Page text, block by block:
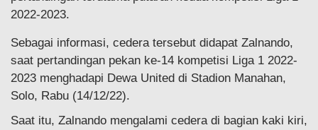
2022-2023.
Sebagai informasi, cedera tersebut didapat Zalnando,
saat pertandingan pekan ke-14 kompetisi Liga 1 2022-
2023 menghadapi Dewa United di Stadion Manahan,
Solo, Rabu (14/12/22).
Saat itu, Zalnando mengalami cedera di bagian kaki kiri,